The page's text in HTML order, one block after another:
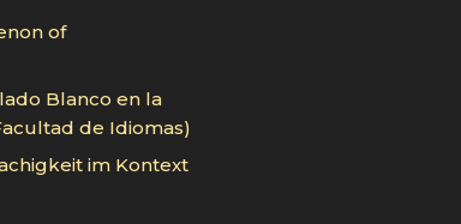
of
Blanco en la
de Idiomas)
im Kontext